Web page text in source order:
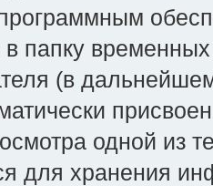
папку
(в
одной
для хранения